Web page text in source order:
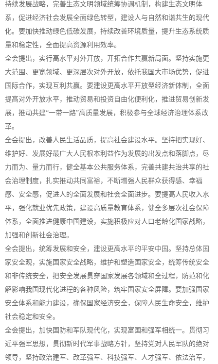
持续发展战略，完善生态文明领域统筹协调机制，构建生态文明体
系，促进经济社会发展全面绿色转型，建设人与自然和谐共生的现代
化。要加快推动绿色低碳发展，持续改善环境质量，提升生态系统质
量和稳定性，全面提高资源利用效率。
全会提出，实行高水平对外开放，开拓合作共赢新局面。坚持实施更
大范围、更宽领域、更深层次对外开放，依托我国大市场优势，促进
国际合作，实现互利共赢。要建设更高水平开放型经济新体制，全面
提高对外开放水平，推动贸易和投资自由化便利化，推进贸易创新发
展，推动共建“一带一路”高质量发展，积极参与全球经济治理体系改
革。
全会提出，改善人民生活品质，提高社会建设水平。坚持把实现好、
维护好、发展好最广大人民根本利益作为发展的出发点和落脚点，尽
力而为、量力而行，健全基本公共服务体系，完善共建共治共享的社
会治理制度，扎实推动共同富裕，不断增强人民群众获得感、幸福
感、安全感，促进人的全面发展和社会全面进步。要提高人民收入水
平，强化就业优先政策，建设高质量教育体系，健全多层次社会保障
体系，全面推进健康中国建设，实施积极应对人口老龄化国家战略，
加强和创新社会治理。
全会提出，统筹发展和安全，建设更高水平的平安中国。坚持总体国
家安全观，实施国家安全战略，维护和塑造国家安全，统筹传统安全
和非传统安全，把安全发展贯穿国家发展各领域和全过程，防范和化
解影响我国现代化进程的各种风险，筑牢国家安全屏障。要加强国家
安全体系和能力建设，确保国家经济安全，保障人民生命安全，维护
社会稳定和安全。
全会提出，加快国防和军队现代化，实现富国和强军相统一。贯彻习
近平强军思想，贯彻新时代军事战略方针，坚持党对人民军队的绝对
领导，坚持政治建军、改革强军、科技强军、人才强军、依法治军，